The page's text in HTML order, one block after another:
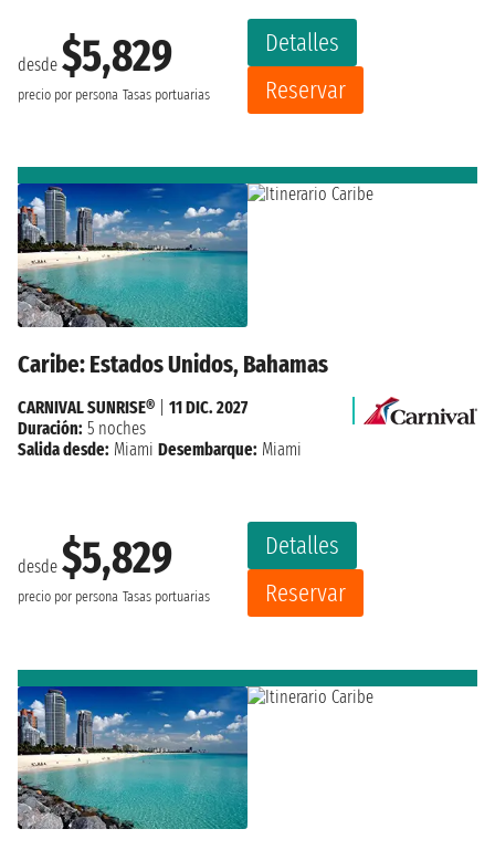
desde $5,829
precio por persona Tasas portuarias
Detalles
Reservar
Caribe: Estados Unidos, Bahamas
desde $5,829
precio por persona Tasas portuarias
Detalles
Reservar
CARNIVAL SUNRISE®
11 DIC. 2027
Duración: 5 noches
Salida desde: Miami Desembarque: Miami